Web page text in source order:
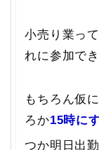
小売り業っ
れに参加で
もちろん仮
ろか15時に
つか明日出